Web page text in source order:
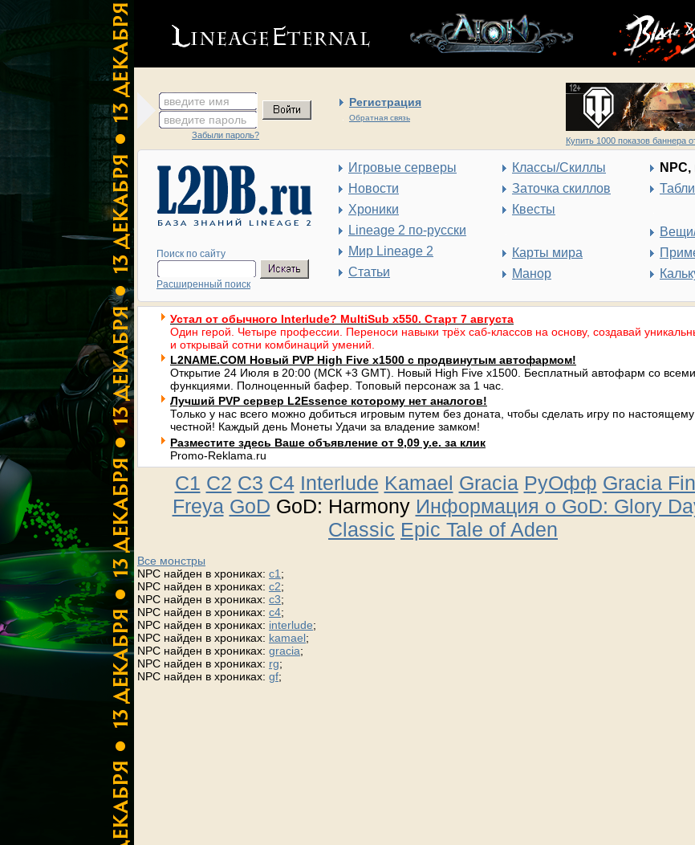
введите имя Регистрация
Обратная связь
введите пароль
Забыли пароль?
Купить 1000 показов баннера
Поиск по сайту
Расширенный поиск
Игровые серверы
Новости
Хроники
Lineage 2 по-русски
Мир Lineage 2
Статьи
Классы/Скиллы
Заточка скиллов
Квесты
Карты мира
Манор
Устал от обычного Interlude? MultiSub x550. Старт 7 августа
Один герой. Четыре профессии. Переноси навыки трёх саб-классов на основу, создавай
и открывай сотни комбинаций умений.
L2NAME.COM Новый PVP High Five x1500 с продвинутым автофармом!
Открытие 24 Июля в 20:00 (МСК +3 GMT). Новый High Five x1500. Бесплатный автофарм со всеми
функциями. Полноценный бафер. Топовый персонаж за 1 час.
Лучший PVP сервер L2Essence которому нет аналогов!
Только у нас всего можно добиться игровым путем без доната, чтобы сделать игру по настоящему
честной! Каждый день Монеты Удачи за владение замком!
Разместите здесь Ваше объявление от 9,09 у.е. за клик
Promo-Reklama.ru
C1 C2 C3 C4 Interlude Kamael Gracia РуОфф Gracia
Freya GoD GoD: Harmony Информация о GoD: Glory
Classic Epic Tale of Aden
Все монстры
NPC найден в хрониках: c1 ;
NPC найден в хрониках: c2;
NPC найден в хрониках: c3;
NPC найден в хрониках: c4;
NPC найден в хрониках: interlude;
NPC найден в хрониках: kamael;
NPC найден в хрониках: gracia;
NPC найден в хрониках: rg;
NPC найден в хрониках: gf;